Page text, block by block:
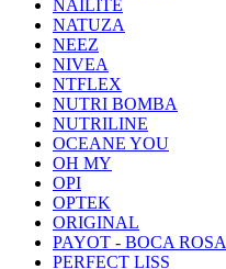
NAILITE
NATUZA
NEEZ
NIVEA
NTFLEX
NUTRI BOMBA
NUTRILINE
OCEANE YOU
OH MY
OPI
OPTEK
ORIGINAL
PAYOT - BOCA ROSA
PERFECT LISS